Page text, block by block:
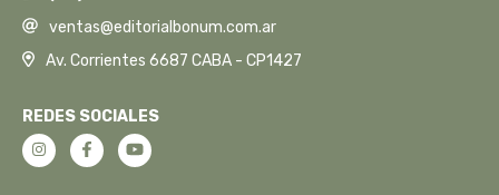
ventas@editorialbonum.com.ar
Av. Corrientes 6687 CABA - CP1427
REDES SOCIALES